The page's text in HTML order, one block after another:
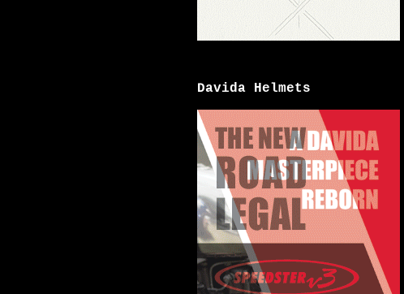
Davida Helmets